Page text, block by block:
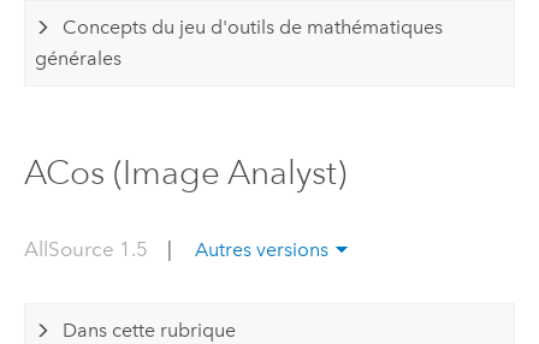
Concepts du jeu d'outils de mathématiques
générales
ACos (Image Analyst)
AllSource 1.5 | Autres versions
Dans cette rubrique